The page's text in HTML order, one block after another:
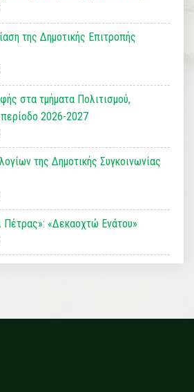
της Δημοτικής Επιτροπής
στα τμήματα Πολιτισμού,
2026-2027
της Δημοτικής Συγκοινωνίας
Πέτρας»: «Δεκαοχτώ Ενάτου»